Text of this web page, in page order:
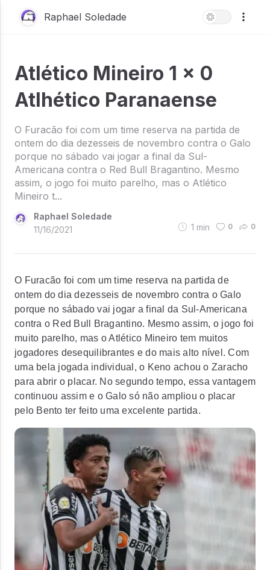
Raphael Soledade
Atlético Mineiro 1 x 0
Atlhético Paranaense
O Furacão foi com um time reserva na partida de
ontem do dia dezesseis de novembro contra o Galo
porque no sábado vai jogar a final da Sul-
Americana contra o Red Bull Bragantino. Mesmo
assim, o jogo foi muito parelho, mas o Atlético
Mineiro t...
Raphael Soledade
11/16/2021
1 min 0 0
O Furacão foi com um time reserva na partida de
ontem do dia dezesseis de novembro contra o Galo
porque no sábado vai jogar a final da Sul-Americana
contra o Red Bull Bragantino. Mesmo assim, o jogo foi
muito parelho, mas o Atlético Mineiro tem muitos
jogadores desequilibrantes e do mais alto nível. Com
uma bela jogada individual, o Keno achou o Zaracho
para abrir o placar. No segundo tempo, essa vantagem
continuou assim e o Galo só não ampliou o placar
pelo Bento ter feito uma excelente partida.